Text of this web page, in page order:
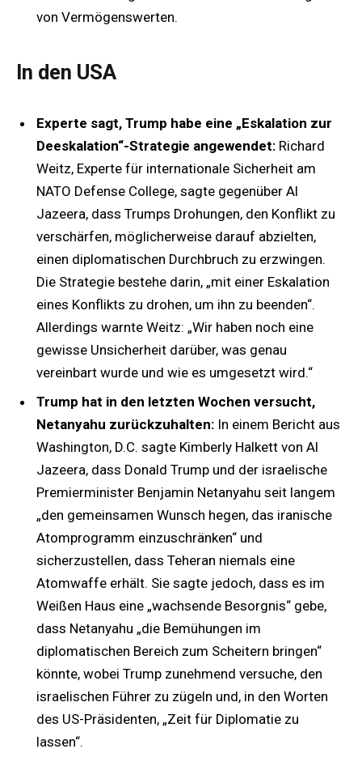
von Vermögenswerten.
In den USA
Experte sagt, Trump habe eine „Eskalation zur
Deeskalation“-Strategie angewendet: Richard
Weitz, Experte für internationale Sicherheit am
NATO Defense College, sagte gegenüber Al
Jazeera, dass Trumps Drohungen, den Konflikt zu
verschärfen, möglicherweise darauf abzielten,
einen diplomatischen Durchbruch zu erzwingen.
Die Strategie bestehe darin, „mit einer Eskalation
eines Konflikts zu drohen, um ihn zu beenden“.
Allerdings warnte Weitz: „Wir haben noch eine
gewisse Unsicherheit darüber, was genau
vereinbart wurde und wie es umgesetzt wird.“
Trump hat in den letzten Wochen versucht,
Netanyahu zurückzuhalten: In einem Bericht aus
Washington, D.C. sagte Kimberly Halkett von Al
Jazeera, dass Donald Trump und der israelische
Premierminister Benjamin Netanyahu seit langem
„den gemeinsamen Wunsch hegen, das iranische
Atomprogramm einzuschränken“ und
sicherzustellen, dass Teheran niemals eine
Atomwaffe erhält. Sie sagte jedoch, dass es im
Weißen Haus eine „wachsende Besorgnis“ gebe,
dass Netanyahu „die Bemühungen im
diplomatischen Bereich zum Scheitern bringen“
könnte, wobei Trump zunehmend versuche, den
israelischen Führer zu zügeln und, in den Worten
des US-Präsidenten, „Zeit für Diplomatie zu
lassen“.